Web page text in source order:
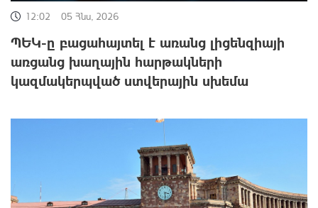
12:02 05 Հնս, 2026
ՊԵԿ-ը բացահայտել է առանց լիցենզիայի
առցանց խաղային հարթակների
կազմակերպված ստվերային սխեմա